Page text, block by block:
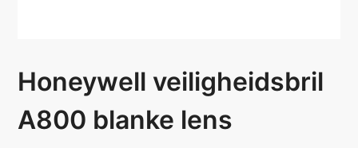
Honeywell veiligheidsbril
A800 blanke lens